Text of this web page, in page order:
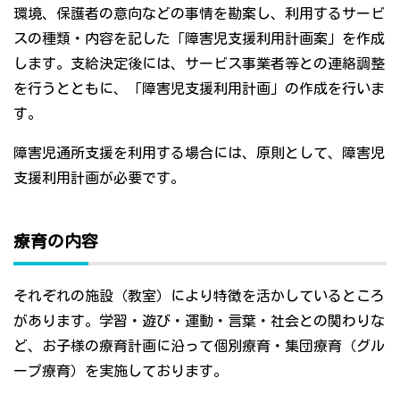
環境、保護者の意向などの事情を勘案し、利用するサービ
スの種類・内容を記した「障害児支援利用計画案」を作成
します。支給決定後には、サービス事業者等との連絡調整
を行うとともに、「障害児支援利用計画」の作成を行いま
す。
障害児通所支援を利用する場合には、原則として、障害児
支援利用計画が必要です。
療育の内容
それぞれの施設（教室）により特徴を活かしているところ
があります。学習・遊び・運動・言葉・社会との関わりな
ど、お子様の療育計画に沿って個別療育・集団療育（グル
ープ療育）を実施しております。